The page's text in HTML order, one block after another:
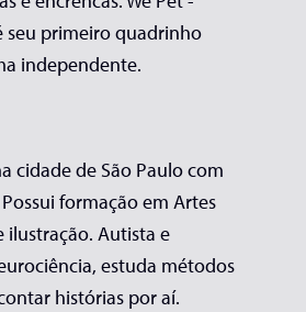
seu primeiro quadrinho
independente.
cidade de São Paulo com
formação em Artes
ilustração. Autista e
estuda métodos
histórias por aí.